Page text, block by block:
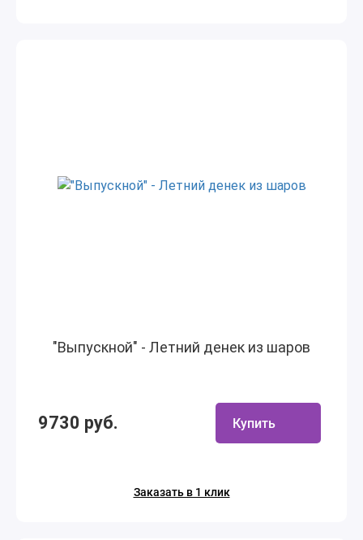
"Выпускной" - Летний денек из шаров
9730 руб. Купить
Заказать в 1 клик